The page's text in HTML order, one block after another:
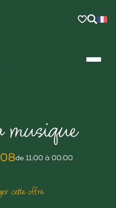
LOGICIEL DE
musique
de 11:00 à 00:00
cette offre